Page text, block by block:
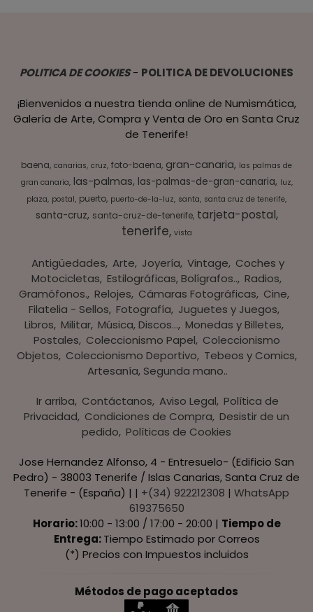
POLITICA DE COOKIES- POLITICA DE DEVOLUCIONES
¡Bienvenidos a nuestra tienda online de Numismática,
Galería de Arte, Compra y Venta de Oro en Santa Cruz
de Tenerife!
baena canarias cruz foto-baena gran-canaria las palmas de
gran canaria las-palmas las-palmas-de-gran-canaria luz
plaza postal puerto puerto-de-la-luz santa santa cruz de tenerife
santa-cruz santa-cruz-de-tenerife tarjeta-postal
tenerife vista
Antigüedades Arte Joyería Vintage Coches y
Motocicletas Estilográficas, Bolígrafos.. Radios,
Gramófonos. Relojes Cámaras Fotográficas Cine
Filatelia - Sellos Fotografía Juguetes y Juegos
Libros Militar Música, Discos... Monedas y Billetes
Postales Coleccionismo Papel Coleccionismo
Objetos Coleccionismo Deportivo Tebeos y Comics
Artesanía, Segunda mano..
Ir arriba Contáctanos Aviso Legal Política de
Privacidad Condiciones de Compra Desistir de un
pedido Políticas de Cookies
Jose Hernandez Alfonso, 4 - Entresuelo- (Edificio San
Pedro) - 38003 Tenerife / Islas Canarias, Santa Cruz de
Tenerife - (España) | | +(34) 922212308 | WhatsApp
619375650
Horario:10:00 - 13:00 / 17:00 - 20:00 | Tiempo de
Entrega:Tiempo Estimado por Correos
(*) Precios con Impuestos incluidos
Métodos de pago aceptados